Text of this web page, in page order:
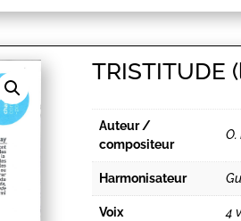
TRISTITUDE
Auteur /
compositeur
Harmonisateur
Voix 4